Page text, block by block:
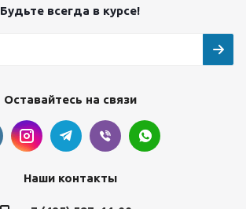
Будьте всегда в курсе!
Оставайтесь на связи
Наши контакты